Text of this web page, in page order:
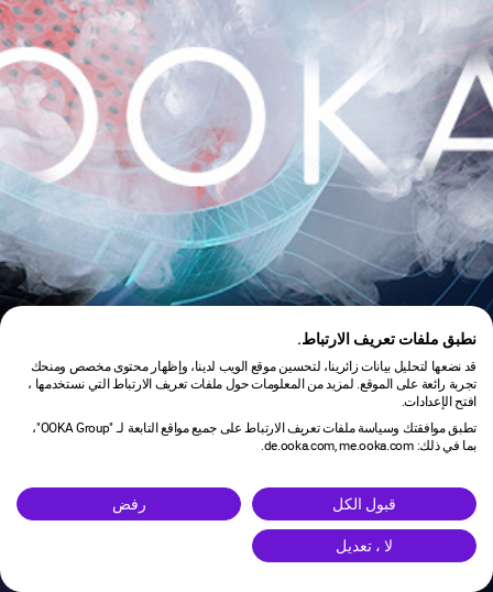
is under maintenance.
نطبق ملفات تعريف الارتباط.
قد نضعها لتحليل بيانات زائرينا، لتحسين موقع الويب لدينا، وإظهار محتوى مخصص ومنحك
تجربة رائعة على الموقع. لمزيد من المعلومات حول ملفات تعريف الارتباط التي نستخدمها ،
افتح الإعدادات.
تطبق موافقتك وسياسة ملفات تعريف الارتباط على جميع مواقع التابعة لـ "OOKA Group"،
بما في ذلك: de.ooka.com, me.ooka.com.
قبول الكل رفض
لا ، تعديل